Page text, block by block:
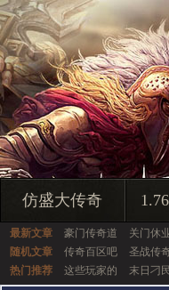
仿盛大传奇
最新文章 豪门传奇道 关门休
随机文章
传奇百区吧 圣战传
热门推荐
这些玩家的 末日刁